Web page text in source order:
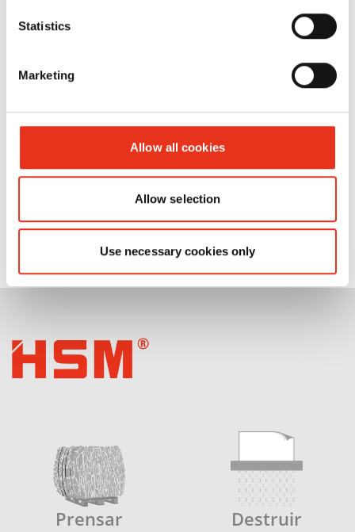
Statistics
Marketing
Allow all cookies
Allow selection
Use necessary cookies only
HL 4809
Prensar Destruir